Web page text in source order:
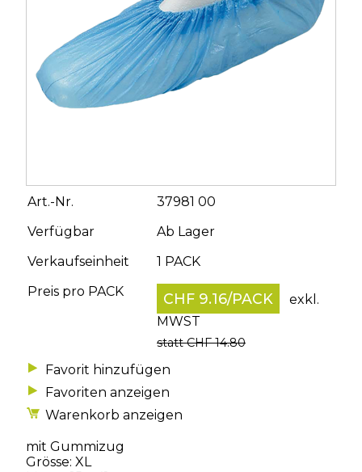
Art.-Nr.
37981 00
Verfügbar
Ab Lager
Verkaufseinheit
1 PACK
Preis pro PACK
CHF 9.16/PACK
exkl.
MWST
statt CHF 14.80
Favoriten anzeigen
Warenkorb anzeigen
mit Gummizug
Grösse: XL